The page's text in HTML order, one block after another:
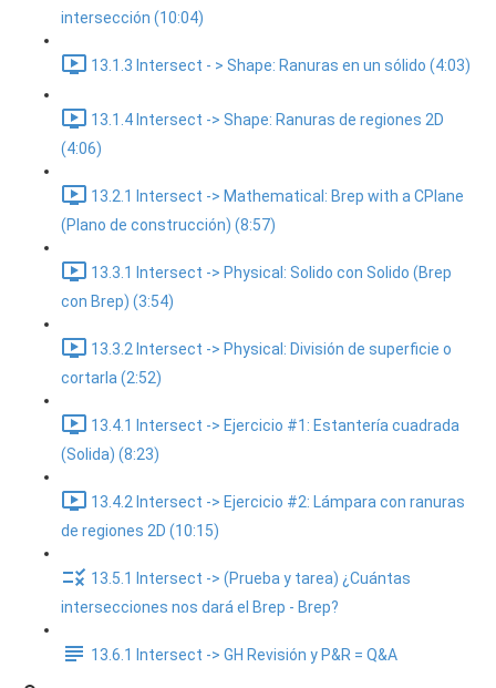
intersección (10:04)
13.1.3 Intersect - > Shape: Ranuras en un sólido (4:03)
13.1.4 Intersect -> Shape: Ranuras de regiones 2D
(4:06)
13.2.1 Intersect -> Mathematical: Brep with a CPlane
(Plano de construcción) (8:57)
13.3.1 Intersect -> Physical: Solido con Solido (Brep
con Brep) (3:54)
13.3.2 Intersect -> Physical: División de superficie o
cortarla (2:52)
13.4.1 Intersect -> Ejercicio #1: Estantería cuadrada
(Solida) (8:23)
13.4.2 Intersect -> Ejercicio #2: Lámpara con ranuras
de regiones 2D (10:15)
13.5.1 Intersect -> (Prueba y tarea) ¿Cuántas
intersecciones nos dará el Brep - Brep?
13.6.1 Intersect -> GH Revisión y P&R = Q&A